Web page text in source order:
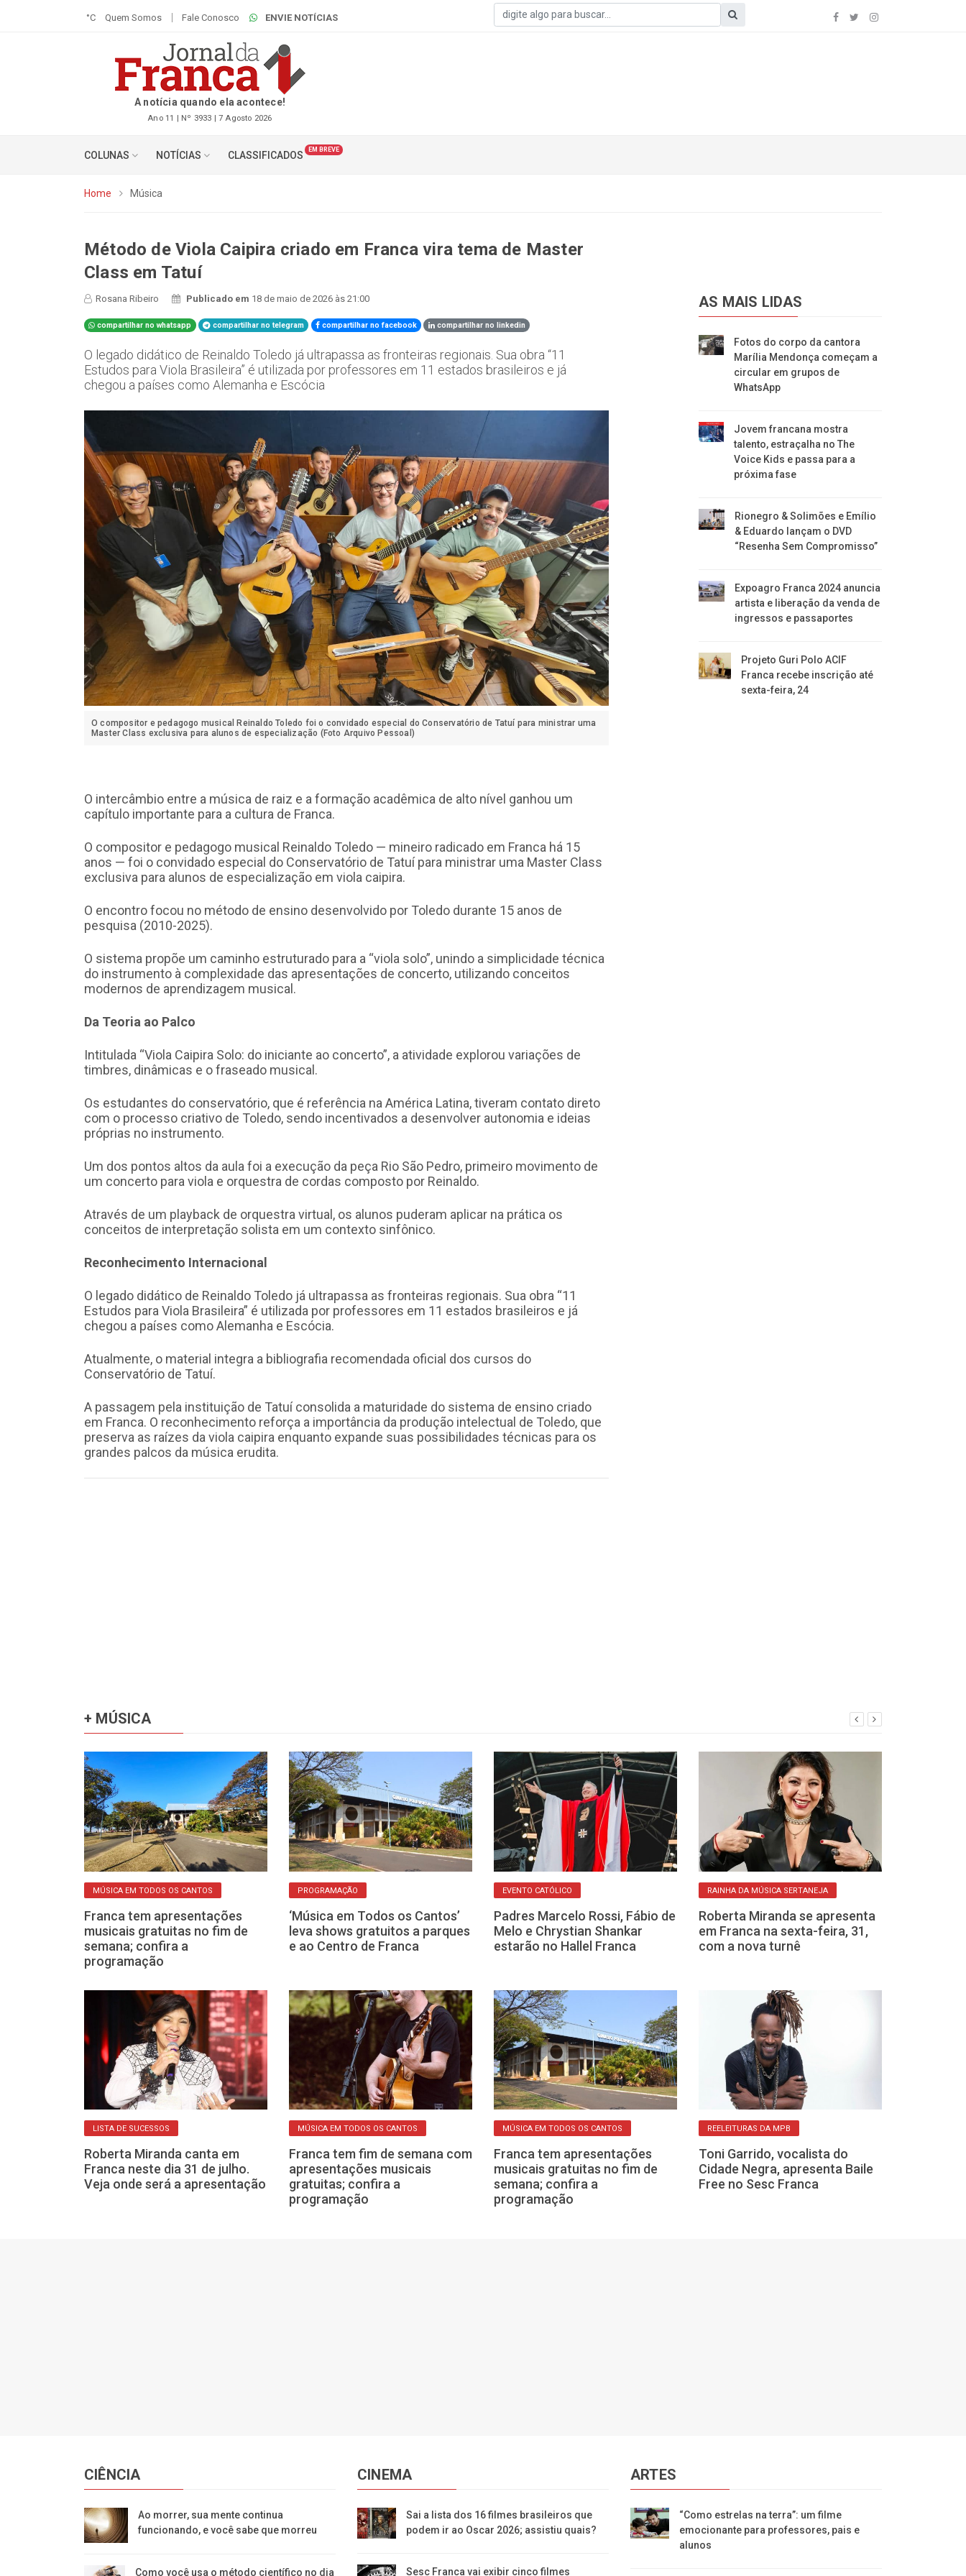
°C Quem Somos Fale Conosco ENVIE NOTÍCIAS
A notícia quando ela acontece!
Ano 11 | Nº 3933 | 7 Agosto 2026
COLUNAS NOTÍCIAS CLASSIFICADOS EM BREVE
Home Música
Método de Viola Caipira criado em Franca vira tema de Master
Class em Tatuí
Rosana Ribeiro Publicado em 18 de maio de 2026 às 21:00
compartilhar no whatsapp compartilhar no telegram compartilhar no facebook compartilhar no linkedin
O legado didático de Reinaldo Toledo já ultrapassa as fronteiras regionais. Sua obra “11
Estudos para Viola Brasileira” é utilizada por professores em 11 estados brasileiros e já
chegou a países como Alemanha e Escócia
O compositor e pedagogo musical Reinaldo Toledo foi o convidado especial do Conservatório de Tatuí para ministrar uma
Master Class exclusiva para alunos de especialização (Foto Arquivo Pessoal)
O intercâmbio entre a música de raiz e a formação acadêmica de alto nível ganhou um
capítulo importante para a cultura de Franca.
O compositor e pedagogo musical Reinaldo Toledo — mineiro radicado em Franca há 15
anos — foi o convidado especial do Conservatório de Tatuí para ministrar uma Master Class
exclusiva para alunos de especialização em viola caipira.
O encontro focou no método de ensino desenvolvido por Toledo durante 15 anos de
pesquisa (2010-2025).
O sistema propõe um caminho estruturado para a “viola solo”, unindo a simplicidade técnica
do instrumento à complexidade das apresentações de concerto, utilizando conceitos
modernos de aprendizagem musical.
Da Teoria ao Palco
Intitulada “Viola Caipira Solo: do iniciante ao concerto”, a atividade explorou variações de
timbres, dinâmicas e o fraseado musical.
Os estudantes do conservatório, que é referência na América Latina, tiveram contato direto
com o processo criativo de Toledo, sendo incentivados a desenvolver autonomia e ideias
próprias no instrumento.
Um dos pontos altos da aula foi a execução da peça Rio São Pedro, primeiro movimento de
um concerto para viola e orquestra de cordas composto por Reinaldo.
Através de um playback de orquestra virtual, os alunos puderam aplicar na prática os
conceitos de interpretação solista em um contexto sinfônico.
Reconhecimento Internacional
O legado didático de Reinaldo Toledo já ultrapassa as fronteiras regionais. Sua obra “11
Estudos para Viola Brasileira” é utilizada por professores em 11 estados brasileiros e já
chegou a países como Alemanha e Escócia.
Atualmente, o material integra a bibliografia recomendada oficial dos cursos do
Conservatório de Tatuí.
A passagem pela instituição de Tatuí consolida a maturidade do sistema de ensino criado
em Franca. O reconhecimento reforça a importância da produção intelectual de Toledo, que
preserva as raízes da viola caipira enquanto expande suas possibilidades técnicas para os
grandes palcos da música erudita.
AS MAIS LIDAS
Fotos do corpo da cantora
Marília Mendonça começam a
circular em grupos de
WhatsApp
Jovem francana mostra
talento, estraçalha no The
Voice Kids e passa para a
próxima fase
Rionegro & Solimões e Emílio
& Eduardo lançam o DVD
“Resenha Sem Compromisso”
Expoagro Franca 2024 anuncia
artista e liberação da venda de
ingressos e passaportes
Projeto Guri Polo ACIF
Franca recebe inscrição até
sexta-feira, 24
+ MÚSICA
MÚSICA EM TODOS OS CANTOS
Franca tem apresentações
musicais gratuitas no fim de
semana; confira a
programação
PROGRAMAÇÃO
‘Música em Todos os Cantos’
leva shows gratuitos a parques
e ao Centro de Franca
EVENTO CATÓLICO
Padres Marcelo Rossi, Fábio de
Melo e Chrystian Shankar
estarão no Hallel Franca
RAINHA DA MÚSICA SERTANEJA
Roberta Miranda se apresenta
em Franca na sexta-feira, 31,
com a nova turnê
LISTA DE SUCESSOS
Roberta Miranda canta em
Franca neste dia 31 de julho.
Veja onde será a apresentação
MÚSICA EM TODOS OS CANTOS
Franca tem fim de semana com
apresentações musicais
gratuitas; confira a
programação
MÚSICA EM TODOS OS CANTOS
Franca tem apresentações
musicais gratuitas no fim de
semana; confira a
programação
REELEITURAS DA MPB
Toni Garrido, vocalista do
Cidade Negra, apresenta Baile
Free no Sesc Franca
CIÊNCIA
Ao morrer, sua mente continua
funcionando, e você sabe que morreu
Como você usa o método científico no dia
CINEMA
Sai a lista dos 16 filmes brasileiros que
podem ir ao Oscar 2026; assistiu quais?
Sesc Franca vai exibir cinco filmes
ARTES
“Como estrelas na terra”: um filme
emocionante para professores, pais e
alunos